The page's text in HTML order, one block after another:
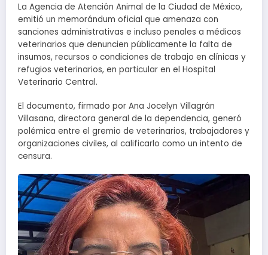
La Agencia de Atención Animal de la Ciudad de México,
emitió un memorándum oficial que amenaza con
sanciones administrativas e incluso penales a médicos
veterinarios que denuncien públicamente la falta de
insumos, recursos o condiciones de trabajo en clínicas y
refugios veterinarios, en particular en el Hospital
Veterinario Central.
El documento, firmado por Ana Jocelyn Villagrán
Villasana, directora general de la dependencia, generó
polémica entre el gremio de veterinarios, trabajadores y
organizaciones civiles, al calificarlo como un intento de
censura.